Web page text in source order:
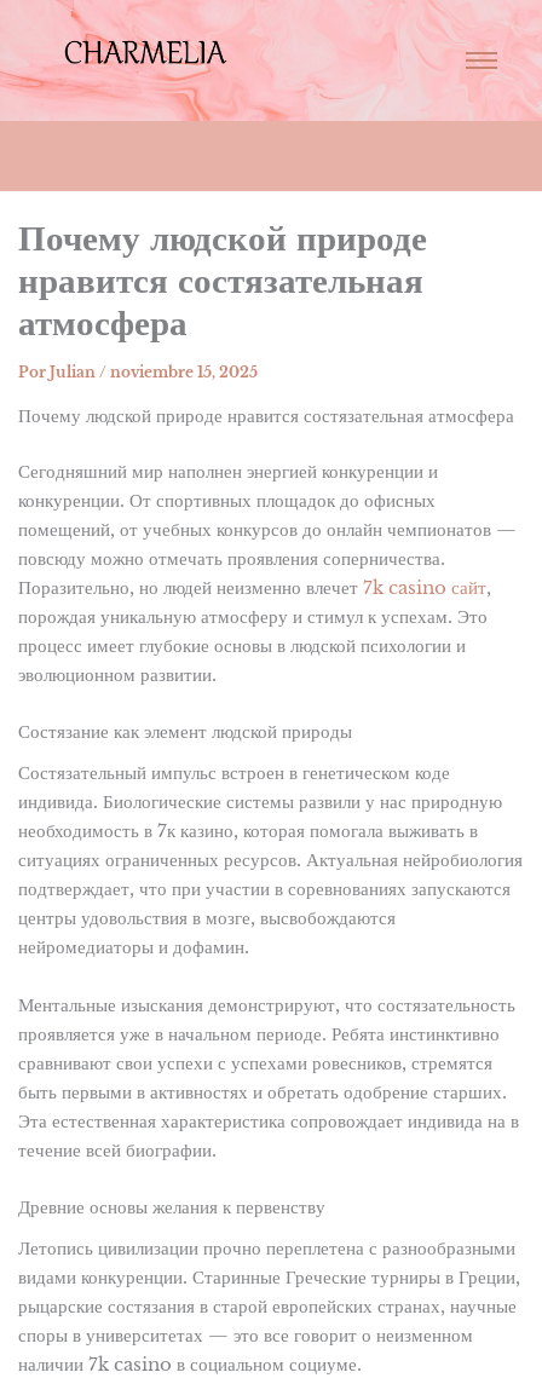
Почему людской природе
нравится состязательная
атмосфера
Por Julian / noviembre 15, 2025
Почему людской природе нравится состязательная атмосфера
Сегодняшний мир наполнен энергией конкуренции и
конкуренции. От спортивных площадок до офисных
помещений, от учебных конкурсов до онлайн чемпионатов —
повсюду можно отмечать проявления соперничества.
Поразительно, но людей неизменно влечет 7k casino сайт,
порождая уникальную атмосферу и стимул к успехам. Это
процесс имеет глубокие основы в людской психологии и
эволюционном развитии.
Состязание как элемент людской природы
Состязательный импульс встроен в генетическом коде
индивида. Биологические системы развили у нас природную
необходимость в 7к казино, которая помогала выживать в
ситуациях ограниченных ресурсов. Актуальная нейробиология
подтверждает, что при участии в соревнованиях запускаются
центры удовольствия в мозге, высвобождаются
нейромедиаторы и дофамин.
Ментальные изыскания демонстрируют, что состязательность
проявляется уже в начальном периоде. Ребята инстинктивно
сравнивают свои успехи с успехами ровесников, стремятся
быть первыми в активностях и обретать одобрение старших.
Эта естественная характеристика сопровождает индивида на в
течение всей биографии.
Древние основы желания к первенству
Летопись цивилизации прочно переплетена с разнообразными
видами конкуренции. Старинные Греческие турниры в Греции,
рыцарские состязания в старой европейских странах, научные
споры в университетах — это все говорит о неизменном
наличии 7k casino в социальном социуме.